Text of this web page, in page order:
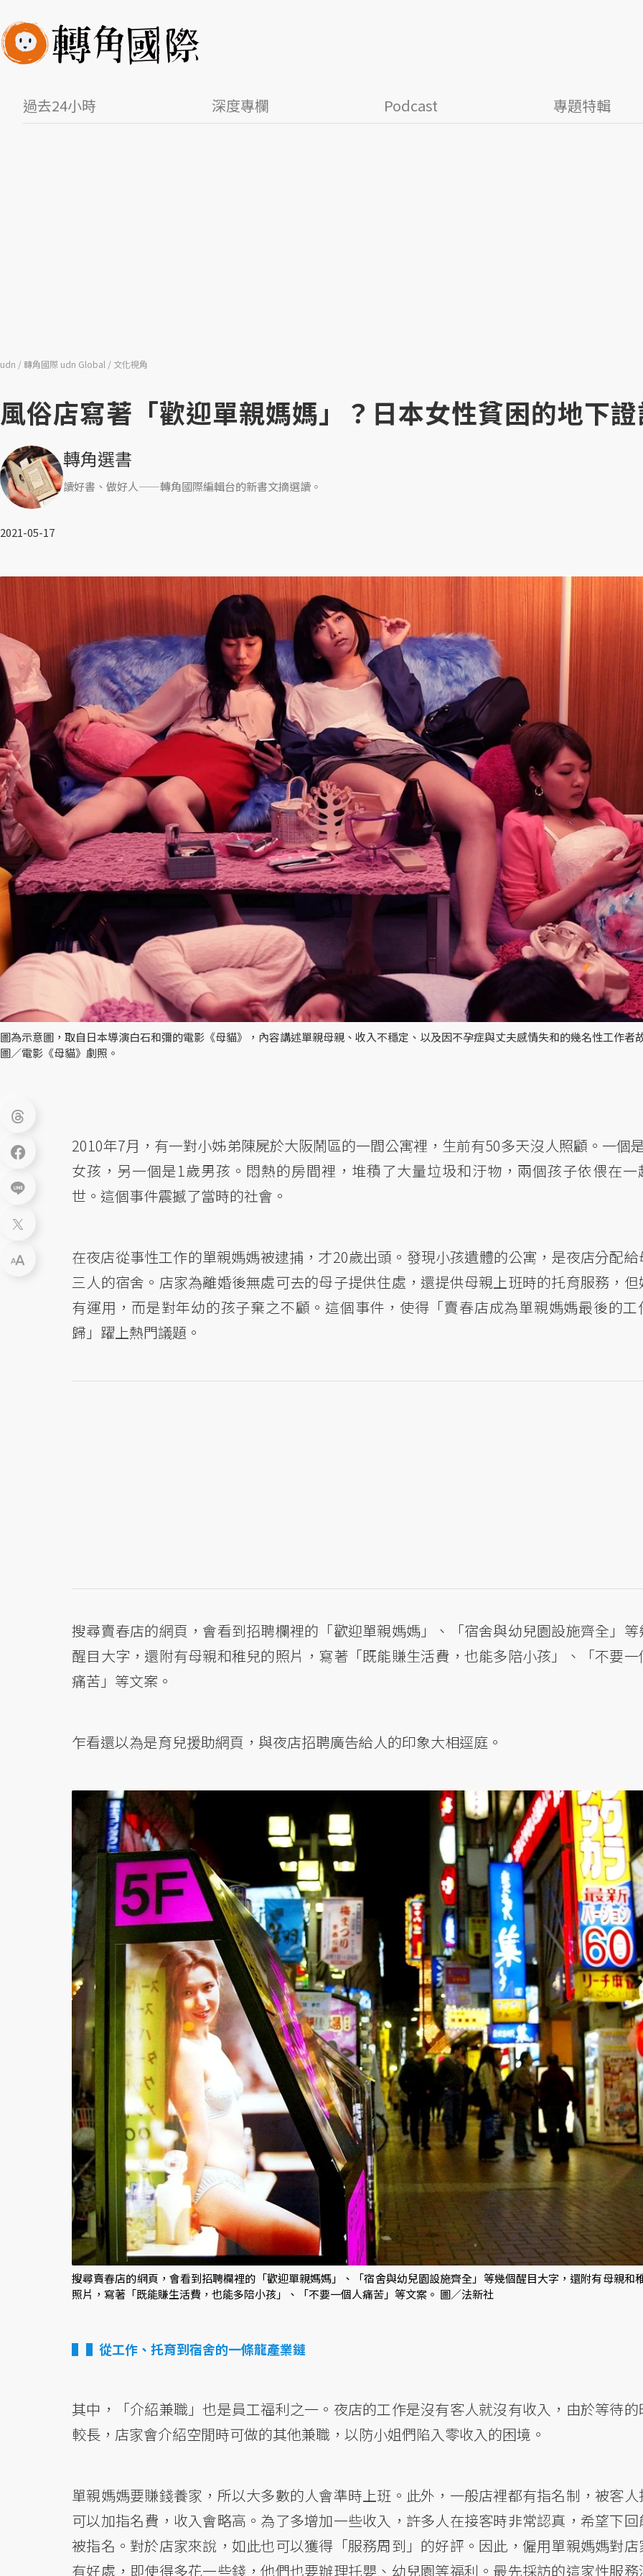
過去24小時 深度專欄 Podcast 專題特輯
udn 轉角國際 udn Global 文化視角
風俗店寫著「歡迎單親媽媽」？日本女性貧困的地下
轉角選書
讀好書、做好人——轉角國際編輯台的新書文摘選讀。
2021-05-17
圖為示意圖，取自日本導演白石和彌的電影《母貓》，內容講述單親母親、收入不穩定、以及因不孕症與丈夫感情失和的幾名性工作者
圖／電影《母貓》劇照。
2010年7月，有一對小姊弟陳屍於大阪鬧區的一間公寓裡，生前有50多天沒人照顧。一個
女孩，另一個是1歲男孩。悶熱的房間裡，堆積了大量垃圾和汙物，兩個孩子依偎在一
世。這個事件震撼了當時的社會。
在夜店從事性工作的單親媽媽被逮捕，才20歲出頭。發現小孩遺體的公寓，是夜店分配給
三人的宿舍。店家為離婚後無處可去的母子提供住處，還提供母親上班時的托育服務，但
有運用，而是對年幼的孩子棄之不顧。這個事件，使得「賣春店成為單親媽媽最後的工
歸」躍上熱門議題。
搜尋賣春店的網頁，會看到招聘欄裡的「歡迎單親媽媽」、「宿舍與幼兒園設施齊全」等
醒目大字，還附有母親和稚兒的照片，寫著「既能賺生活費，也能多陪小孩」、「不要一
痛苦」等文案。
乍看還以為是育兒援助網頁，與夜店招聘廣告給人的印象大相逕庭。
搜尋賣春店的網頁，會看到招聘欄裡的「歡迎單親媽媽」、「宿舍與幼兒園設施齊全」等幾個醒目大字，還附有母親和
照片，寫著「既能賺生活費，也能多陪小孩」、「不要一個人痛苦」等文案。 圖／法新社
▌從工作、托育到宿舍的一條龍產業鏈
其中，「介紹兼職」也是員工福利之一。夜店的工作是沒有客人就沒有收入，由於等待的
較長，店家會介紹空閒時可做的其他兼職，以防小姐們陷入零收入的困境。
單親媽媽要賺錢養家，所以大多數的人會準時上班。此外，一般店裡都有指名制，被客人
可以加指名費，收入會略高。為了多增加一些收入，許多人在接客時非常認真，希望下回
被指名。對於店家來說，如此也可以獲得「服務周到」的好評。因此，僱用單親媽媽對店
有好處，即使得多花一些錢，他們也要辦理托嬰、幼兒園等福利。最先採訪的這家性服務